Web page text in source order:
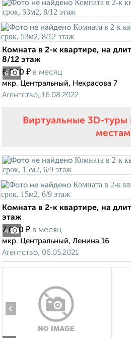
6
Комната в 2-к квартире, на
8/12 этаж
6 000 ₽ в месяц
мкр. Центральный, Некрасова 7
Агентство, 16.08.2022
Виртуальные 3D-
местам
4
Комната в 2-к квартире, на
этаж
7 000 ₽ в месяц
мкр. Центральный, Ленина 16
Агентство, 06.05.2021
‹